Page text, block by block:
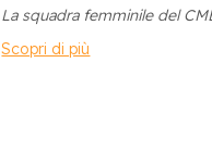
La squadra femminile del
Scopri di più